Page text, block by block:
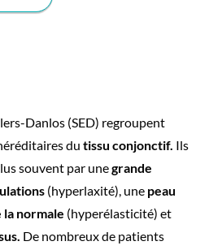
Danlos (SED) regroupent
du tissu conjonctif. Ils
souvent par unegrande
(hyperlaxité), une peau
la normale (hyperélasticité) et
De nombreux de patients